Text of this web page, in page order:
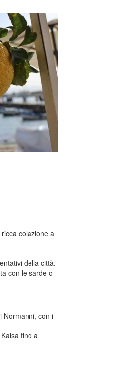
colazione a
della città.
con le sarde o
Normanni, con i
fino a